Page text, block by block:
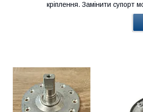
кріплення. Замінити супорт